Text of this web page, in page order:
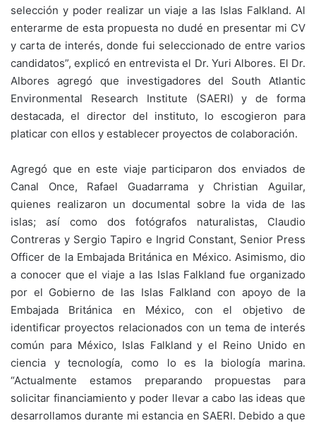
selección y poder realizar un viaje a las Islas Falkland. Al
enterarme de esta propuesta no dudé en presentar mi CV
y carta de interés, donde fui seleccionado de entre varios
candidatos”, explicó en entrevista el Dr. Yuri Albores. El Dr.
Albores agregó que investigadores del South Atlantic
Environmental Research Institute (SAERI) y de forma
destacada, el director del instituto, lo escogieron para
platicar con ellos y establecer proyectos de colaboración.
Agregó que en este viaje participaron dos enviados de
Canal Once, Rafael Guadarrama y Christian Aguilar,
quienes realizaron un documental sobre la vida de las
islas; así como dos fotógrafos naturalistas, Claudio
Contreras y Sergio Tapiro e Ingrid Constant, Senior Press
Officer de la Embajada Británica en México. Asimismo, dio
a conocer que el viaje a las Islas Falkland fue organizado
por el Gobierno de las Islas Falkland con apoyo de la
Embajada Británica en México, con el objetivo de
identificar proyectos relacionados con un tema de interés
común para México, Islas Falkland y el Reino Unido en
ciencia y tecnología, como lo es la biología marina.
“Actualmente estamos preparando propuestas para
solicitar financiamiento y poder llevar a cabo las ideas que
desarrollamos durante mi estancia en SAERI. Debido a que